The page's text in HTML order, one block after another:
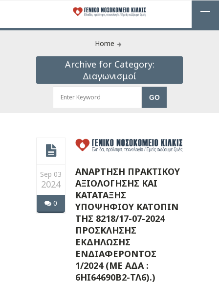
Home
Archive for Category:
Διαγωνισμοί
Sep 03
2024
0
ΑΝΑΡΤΗΣΗ ΠΡΑΚΤΙΚΟΥ
ΑΞΙΟΛΟΓΗΣΗΣ ΚΑΙ
ΚΑΤΑΤΑΞΗΣ
ΥΠΟΨΗΦΙΟΥ ΚΑΤΟΠΙΝ
ΤΗΣ 8218/17-07-2024
ΠΡΟΣΚΛΗΣΗΣ
ΕΚΔΗΛΩΣΗΣ
ΕΝΔΙΑΦΕΡΟΝΤΟΣ
1/2024 (ΜΕ ΑΔΑ :
6HI64690B2-ΤΛ6).)